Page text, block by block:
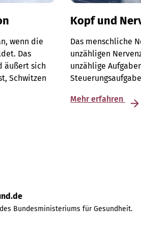
wenn die
Das
äußert sich
Schwitzen
Kopf und
Das menschliche
unzähligen
unzählige
Mehr erfahren
Bundesministeriums für Gesundheit.